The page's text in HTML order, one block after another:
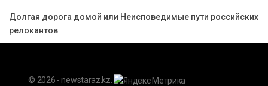
Долгая дорога домой или Неисповедимые пути российских
релокантов
© 2026 - newstaraz.kz.